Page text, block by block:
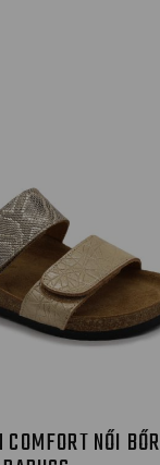
NŐI BŐR